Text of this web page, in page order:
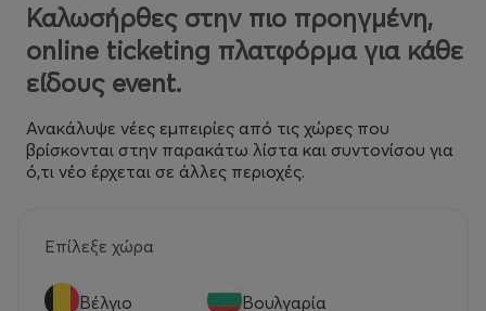
Καλωσήρθες στην πιο προηγμένη,
online ticketing πλατφόρμα για κάθε
είδους event.
Ανακάλυψε νέες εμπειρίες από τις χώρες που
βρίσκονται στην παρακάτω λίστα και συντονίσου για
ό,τι νέο έρχεται σε άλλες περιοχές.
Επίλεξε χώρα
Βέλγιο Βουλγαρία